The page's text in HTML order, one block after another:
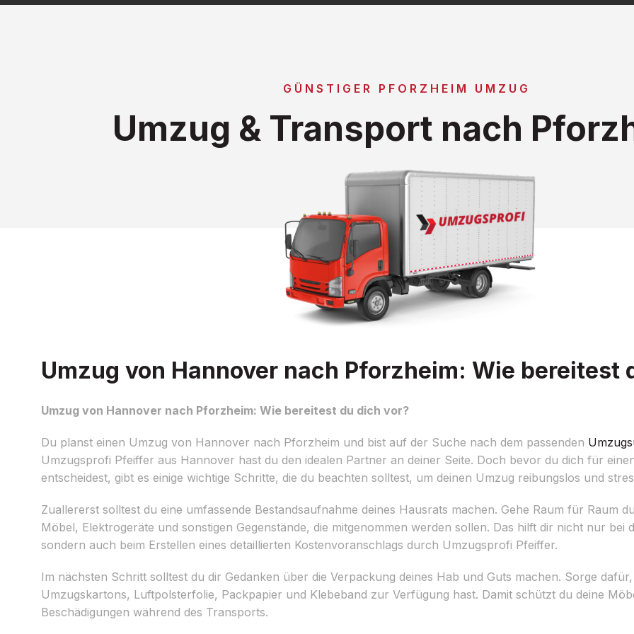
GÜNSTIGER PFORZHEIM UMZUG
Umzug & Transport nach
Umzug von Hannover nach Pforzheim: Wie bereitest
Umzug von Hannover nach Pforzheim: Wie bereitest du dich vor?
Du planst einen Umzug von Hannover nach Pforzheim und bist auf der Suche nach dem passenden
Umzugsprofi Pfeiffer aus Hannover hast du den idealen Partner an deiner Seite. Doch bevor du dich für
entscheidest, gibt es einige wichtige Schritte, die du beachten solltest, um deinen Umzug reibungslos und
Zuallererst solltest du eine umfassende Bestandsaufnahme deines Hausrats machen. Gehe Raum für Raum
Möbel, Elektrogeräte und sonstigen Gegenstände, die mitgenommen werden sollen. Das hilft dir nicht nur bei
sondern auch beim Erstellen eines detaillierten Kostenvoranschlags durch Umzugsprofi Pfeiffer.
Im nächsten Schritt solltest du dir Gedanken über die Verpackung deines Hab und Guts machen. Sorge
Umzugskartons, Luftpolsterfolie, Packpapier und Klebeband zur Verfügung hast. Damit schützt du deine
Beschädigungen während des Transports.